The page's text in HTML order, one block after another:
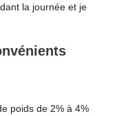
la journée et je
poids de 2% à 4%